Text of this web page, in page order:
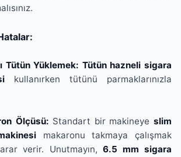
Tütün Yüklemek: Tütün hazneli sigara
kullanırken tütünü parmaklarınızla
Ölçüsü: Standart bir makineye slim
makaronu takmaya çalışmak
verir. Unutmayın, 6.5 mm sigara